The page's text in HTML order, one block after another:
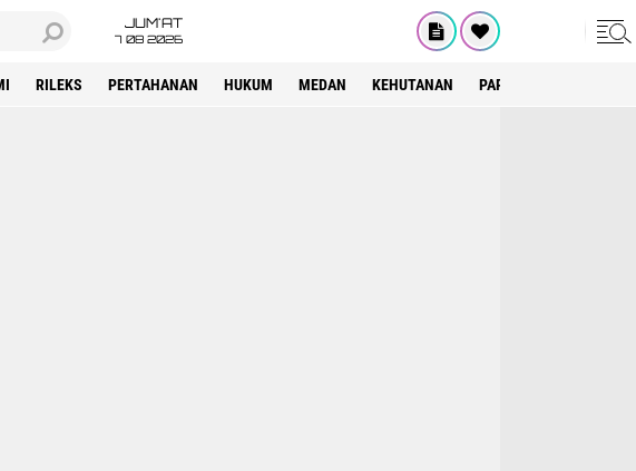
JUM'AT
7 08 2026
RILEKS PERTAHANAN HUKUM MEDAN KEHUTANAN PARIWISATA